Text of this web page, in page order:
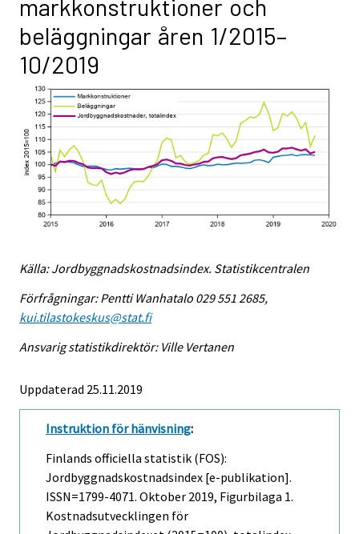
markkonstruktioner och
beläggningar åren 1/2015–
10/2019
Källa: Jordbyggnadskostnadsindex. Statistikcentralen
Förfrågningar: Pentti Wanhatalo 029 551 2685,
kui.tilastokeskus@stat.fi
Ansvarig statistikdirektör: Ville Vertanen
Uppdaterad 25.11.2019
Instruktion för hänvisning:
Finlands officiella statistik (FOS):
Jordbyggnadskostnadsindex [e-publikation].
ISSN=1799-4071. Oktober 2019, Figurbilaga 1.
Kostnadsutvecklingen för